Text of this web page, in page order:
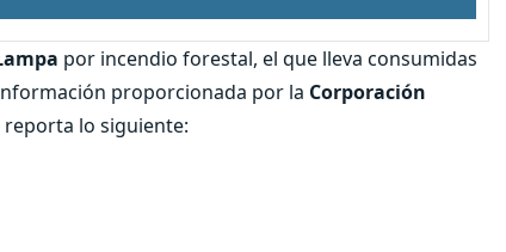
por incendio forestal, el que lleva consumidas
proporcionada por la Corporación
lo siguiente: